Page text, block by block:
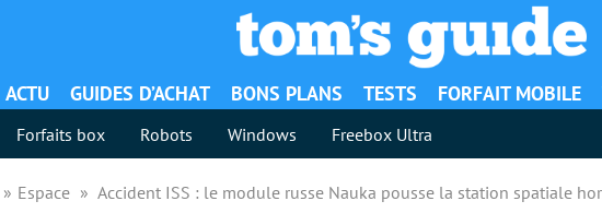
ACTU GUIDES D’ACHAT BONS PLANS TESTS FORFAIT MOBILE
Forfaits box Robots Windows Freebox Ultra
Espace Accident ISS : le module russe Nauka pousse la station spatiale